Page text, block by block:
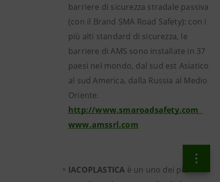
barriere di sicurezza stradale passiva
(con il Brand SMA Road Safety): con i
più alti standard di sicurezza, le
barriere di AMS sono installate in 37
paesi nel mondo, dal sud est Asiatico
al sud America, dalla Russia al Medio
Oriente.
http://www.smaroadsafety.com
www.amssrl.com
IACOPLASTICA è un uno dei più